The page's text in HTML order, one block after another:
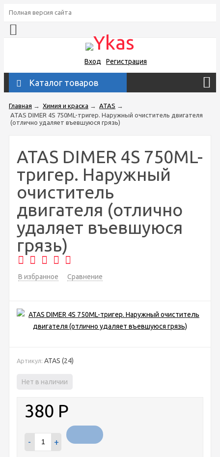
Полная версия сайта
Вход Регистрация
Каталог товаров
Главная → Химия и краска → ATAS →
ATAS DIMER 4S 750ML-тригер. Наружный очиститель двигателя
(отлично удаляет въевшуюся грязь)
ATAS DIMER 4S 750ML-
тригер. Наружный
очиститель
двигателя (отлично
удаляет въевшуюся
грязь)
В избранное Сравнение
Артикул: ATAS (24)
Нет в наличии
380 Р
- +